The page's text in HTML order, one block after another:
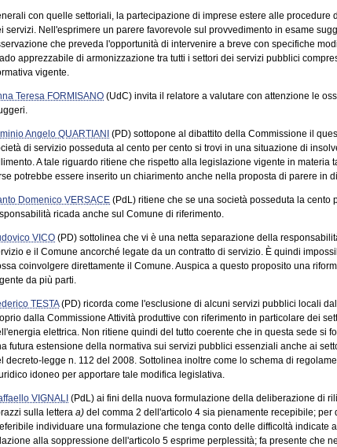
con quelle settoriali, la partecipazione di imprese estere alle procedure
servizi. Nell'esprimere un parere favorevole sul provvedimento in esame
che preveda l'opportunità di intervenire a breve con specifiche
apprezzabile di armonizzazione tra tutti i settori dei servizi pubblici
vigente.
Teresa FORMISANO (UdC) invita il relatore a valutare con attenzione le
Angelo QUARTIANI (PD) sottopone al dibattito della Commissione il
di servizio posseduta al cento per cento si trovi in una situazione di
A tale riguardo ritiene che rispetto alla legislazione vigente in materia
potrebbe essere inserito un chiarimento anche nella proposta di parere in
Domenico VERSACE (PdL) ritiene che se una società posseduta la cento
ricada anche sul Comune di riferimento.
VICO (PD) sottolinea che vi è una netta separazione della
e il Comune ancorché legate da un contratto di servizio. È quindi
coinvolgere direttamente il Comune. Auspica a questo proposito una
da più parti.
TESTA(PD) ricorda come l'esclusione di alcuni servizi pubblici locali
dalla Commissione Attività produttive con riferimento in particolare dei
elettrica. Non ritiene quindi del tutto coerente che in questa sede si
futura estensione della normativa sui servizi pubblici essenziali anche ai
decreto-legge n. 112 del 2008. Sottolinea inoltre come lo schema di
idoneo per apportare tale modifica legislativa.
VIGNALI (PdL) ai fini della nuova formulazione della deliberazione di
sulla lettera a) del comma 2 dell'articolo 4 sia pienamente recepibile; per
individuare una formulazione che tenga conto delle difficoltà indicate
alla soppressione dell'articolo 5 esprime perplessità; fa presente che